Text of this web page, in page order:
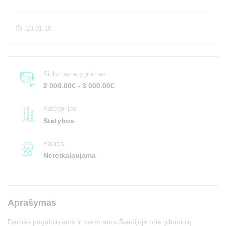
23-01-10
Siūlomas atlyginimas
2 000.00€ - 3 000.00€
Kategorijos
Statybos
Patirtis
Nereikalaujama
Aprašymas
Darbas pagalbiniams ir meistrams Švedijoje prie giluminių